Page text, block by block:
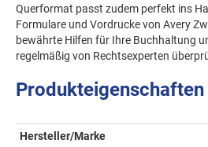
Querformat passt zudem perfekt ins
Formulare und Vordrucke von Avery
bewährte Hilfen für Ihre Buchhaltung
regelmäßig von Rechtsexperten
Produkteigenschaften
Hersteller/Marke